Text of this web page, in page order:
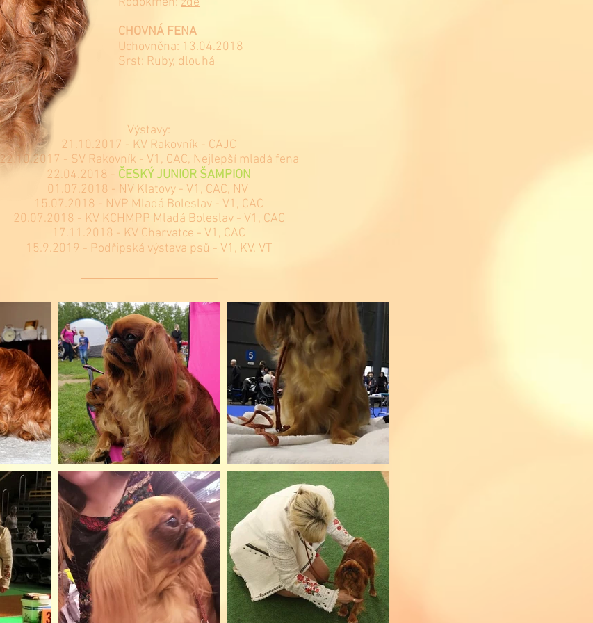
Výstavy:
21.10.2017 - KV Rakovník - CAJC
22.10.2017 - SV Rakovník - V1, CAC, Nejlepší mladá fena
22.04.2018 - ČESKÝ JUNIOR ŠAMPION
01.07.2018 - NV Klatovy - V1, CAC, NV
15.07.2018 - NVP Mladá Boleslav - V1, CAC
20.07.2018 - KV KCHMPP Mladá Boleslav - V1, CAC
17.11.2018 - KV Charvatce - V1, CAC
15.9.2019 - Podřipská výstava psů - V1, KV, VT
CHOVNÁ FENA
Uchovněna: 13.04.2018
Srst: Ruby, dlouhá